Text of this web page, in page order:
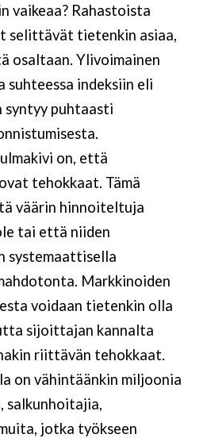
vaikeaa? Rahastoista
selittävät tietenkin asiaa,
osaltaan. Ylivoimainen
indeksiin eli
puhtaasti
on, että
tehokkaat. Tämä
väärin hinnoiteltuja
tai että niiden
systemaattisella
Markkinoiden
voidaan tietenkin olla
sijoittajan kannalta
riittävän tehokkaat.
on vähintäänkin miljoonia
jotka työkseen